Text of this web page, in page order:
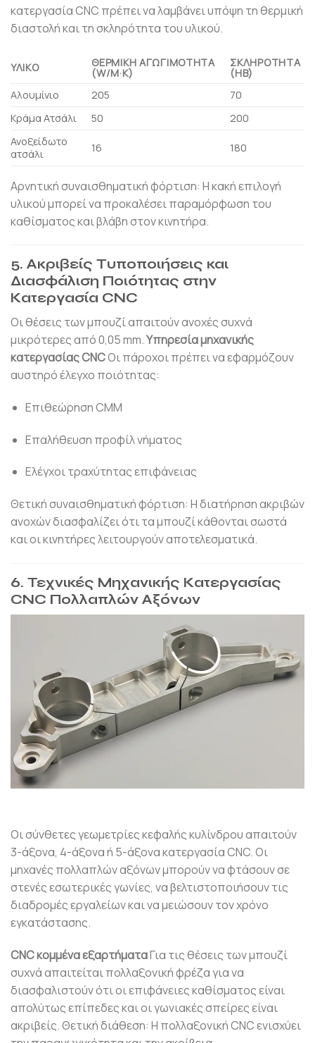
κατεργασία CNC πρέπει να λαμβάνει υπόψη τη θερμική
διαστολή και τη σκληρότητα του υλικού.
ΥΛΙΚΌ ΘΕΡΜΙΚΉ ΑΓΩΓΙΜΌΤΗΤΑ
(W/M·K)
ΣΚΛΗΡΌΤΗΤΑ
(HB)
Αλουμίνιο
205
70
Κράμα Ατσάλι
50
200
Ανοξείδωτο
ατσάλι
16 180
Αρνητική συναισθηματική φόρτιση: Η κακή επιλογή
υλικού μπορεί να προκαλέσει παραμόρφωση του
καθίσματος και βλάβη στον κινητήρα.
5. Ακριβείς Τυποποιήσεις και
Διασφάλιση Ποιότητας στην
Κατεργασία CNC
Οι θέσεις των μπουζί απαιτούν ανοχές συχνά
μικρότερες από 0,05 mm.Υπηρεσία μηχανικής
κατεργασίας CNCΟι πάροχοι πρέπει να εφαρμόζουν
αυστηρό έλεγχο ποιότητας:
Επιθεώρηση CMM
Επαλήθευση προφίλ νήματος
Ελέγχοι τραχύτητας επιφάνειας
Θετική συναισθηματική φόρτιση: Η διατήρηση ακριβών
ανοχών διασφαλίζει ότι τα μπουζί κάθονται σωστά
και οι κινητήρες λειτουργούν αποτελεσματικά.
6. Τεχνικές Μηχανικής Κατεργασίας
CNC Πολλαπλών Αξόνων
Οι σύνθετες γεωμετρίες κεφαλής κυλίνδρου απαιτούν
3-άξονα, 4-άξονα ή 5-άξονα κατεργασία CNC. Οι
μηχανές πολλαπλών αξόνων μπορούν να φτάσουν σε
στενές εσωτερικές γωνίες, να βελτιστοποιήσουν τις
διαδρομές εργαλείων και να μειώσουν τον χρόνο
εγκατάστασης.
CNC κομμένα εξαρτήματαΓια τις θέσεις των μπουζί
συχνά απαιτείται πολλαξονική φρέζα για να
διασφαλιστούν ότι οι επιφάνειες καθίσματος είναι
απολύτως επίπεδες και οι γωνιακές σπείρες είναι
ακριβείς. Θετική διάθεση: Η πολλαξονική CNC ενισχύει